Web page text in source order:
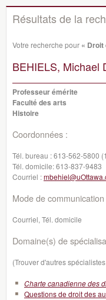
Résultats de la
Votre recherche pour «
BEHIELS, Michael
Professeur émérite
Faculté des arts
Histoire
Coordonnées :
Tél. bureau :613-562-5800
Tél. domicile:613-837-9483
Courriel :
Mode de
Courriel, Tél. domicile
Domaine(s) de
(Trouver d'autres
Charte canadienne des
Questions de droit des